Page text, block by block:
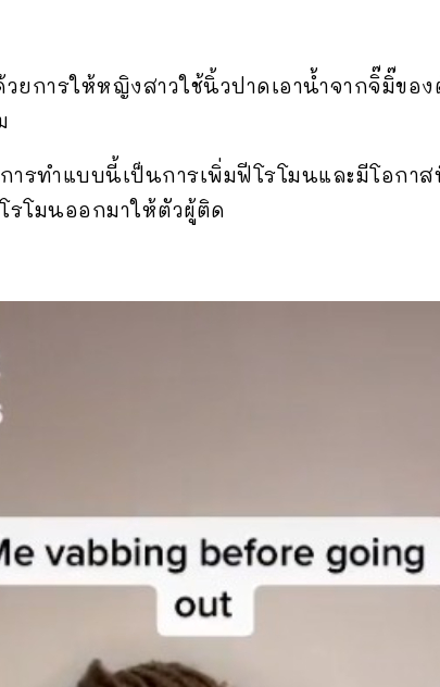
วยการให้หญิงสาวใช้นิ้วปาดเอาน้ำจากจิ๊มิ๊ข
ารทำแบบนี้เป็นการเพิ่มฟีโรโมนและมีโอกา
โมนออกมาให้ตัวผู้ติด